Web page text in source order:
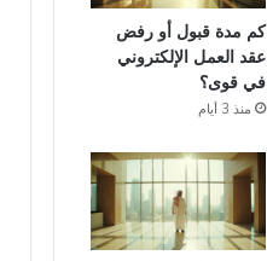
كم مدة قبول أو رفض
عقد العمل الإلكتروني
في قوى؟
منذ 3 أيام